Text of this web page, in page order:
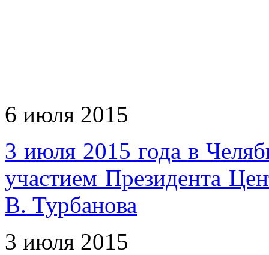
6 июля 2015
3 июля 2015 года в
участием Президента
В. Турбанова
3 июля 2015